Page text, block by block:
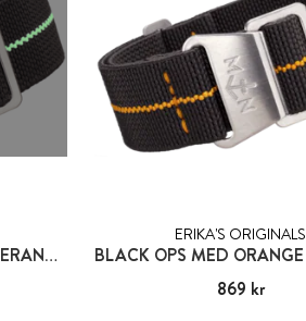
BLACK OPS MED FLUORESCERANDE CENTERLINJE
ERIKA'S ORIGINALS
Pris:869 kr
869 kr